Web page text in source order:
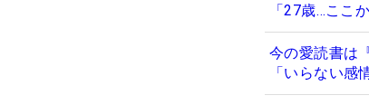
「27歳…ここ
今の愛読書は
「いらない感